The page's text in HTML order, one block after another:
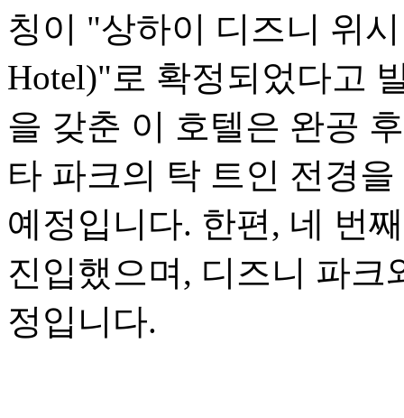
칭이 "상하이 디즈니 위시
Hotel)"로 확정되었다고
을 갖춘 이 호텔은 완공
타 파크의 탁 트인 전경
예정입니다. 한편, 네 번
진입했으며, 디즈니 파크
정입니다.